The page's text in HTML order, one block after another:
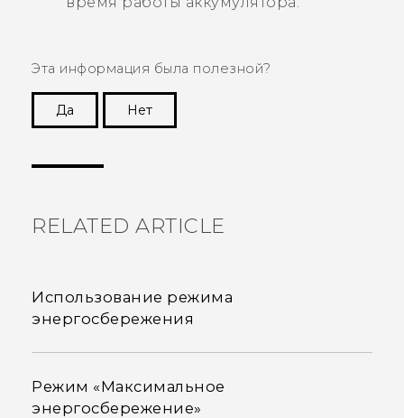
Эта информация была полезной?
Да
Нет
RELATED ARTICLE
Использование режима
энергосбережения
Режим «Максимальное
энергосбережение»